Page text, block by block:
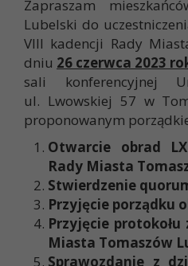
Zapraszam
Lubelski do
VIII kadencji Rady
dniu 26 czerwca 2023
sali konferencyjnej
ul. Lwowskiej 57 w
proponowanym
Otwarcie obrad
Rady Miasta
Stwierdzenie
Przyjęcie porządku
Przyjęcie
Miasta Tomaszów
Sprawozdanie z